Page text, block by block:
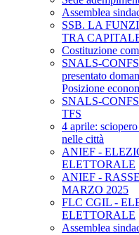
Assemblea
SSB. LA
TRA
Costituzione
SNALS-
presentato
Posizione
SNALS-
TFS
4 aprile:
nelle città
ANIEF -
ELETTORALE
ANIEF -
MARZO 2025
FLC CGIL -
ELETTORALE
Assemblea